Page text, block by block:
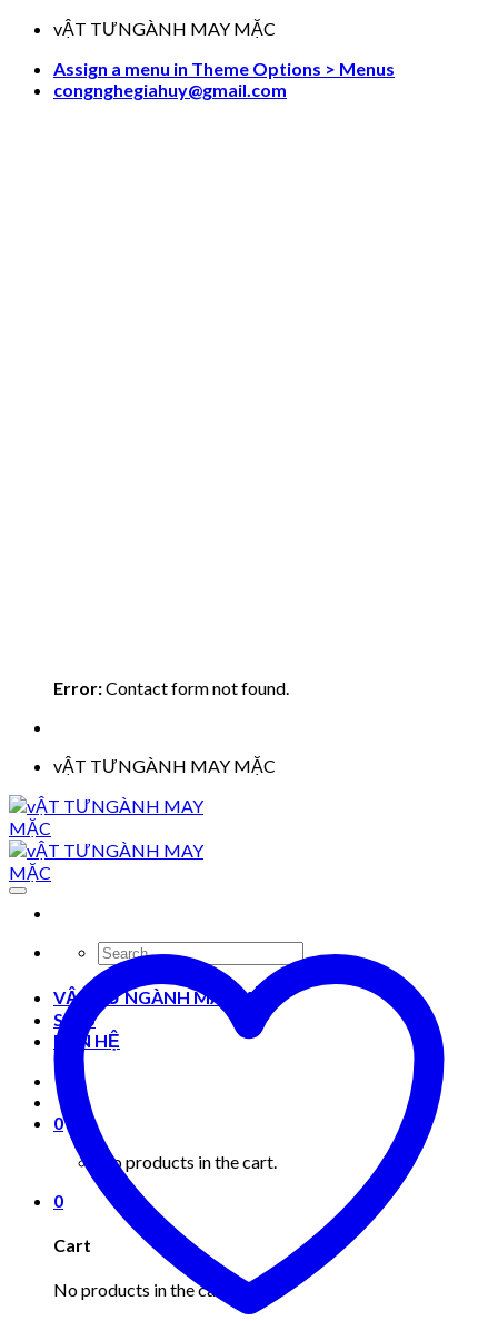
Skip
content
vẬT TƯNGÀNH MAY MẶC
Assign a menu in Theme Options > Menus
congnghegiahuy@gmail.com
Error:Contact form not found.
vẬT TƯNGÀNH MAY MẶC
Search
for:
VẬT TƯ NGÀNH MAY MẶC
Shop
LIÊN HỆ
0
No products in the cart.
0
Cart
No products in the cart.